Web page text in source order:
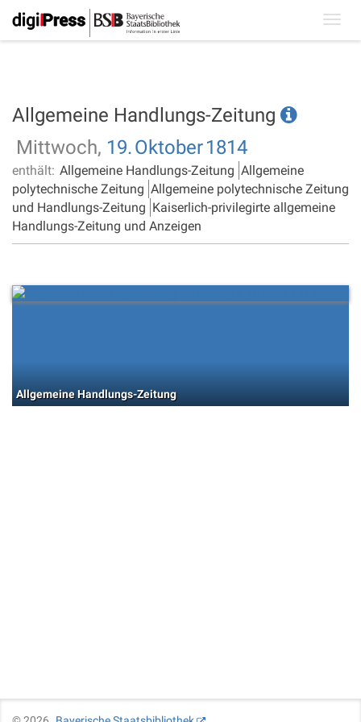
Allgemeine Handlungs-Zeitung
Mittwoch, 19.Oktober1814
enthält: Allgemeine Handlungs-Zeitung Allgemeine
polytechnische Zeitung Allgemeine polytechnische Zeitung
und Handlungs-Zeitung Kaiserlich-privilegirte allgemeine
Handlungs-Zeitung und Anzeigen
Allgemeine Handlungs-Zeitung